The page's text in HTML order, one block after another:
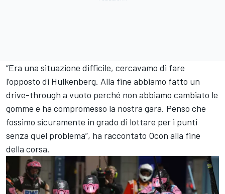
“Era una situazione difficile, cercavamo di fare
l’opposto di Hulkenberg. Alla fine abbiamo fatto un
drive-through a vuoto perché non abbiamo cambiato le
gomme e ha compromesso la nostra gara. Penso che
fossimo sicuramente in grado di lottare per i punti
senza quel problema”, ha raccontato Ocon alla fine
della corsa.